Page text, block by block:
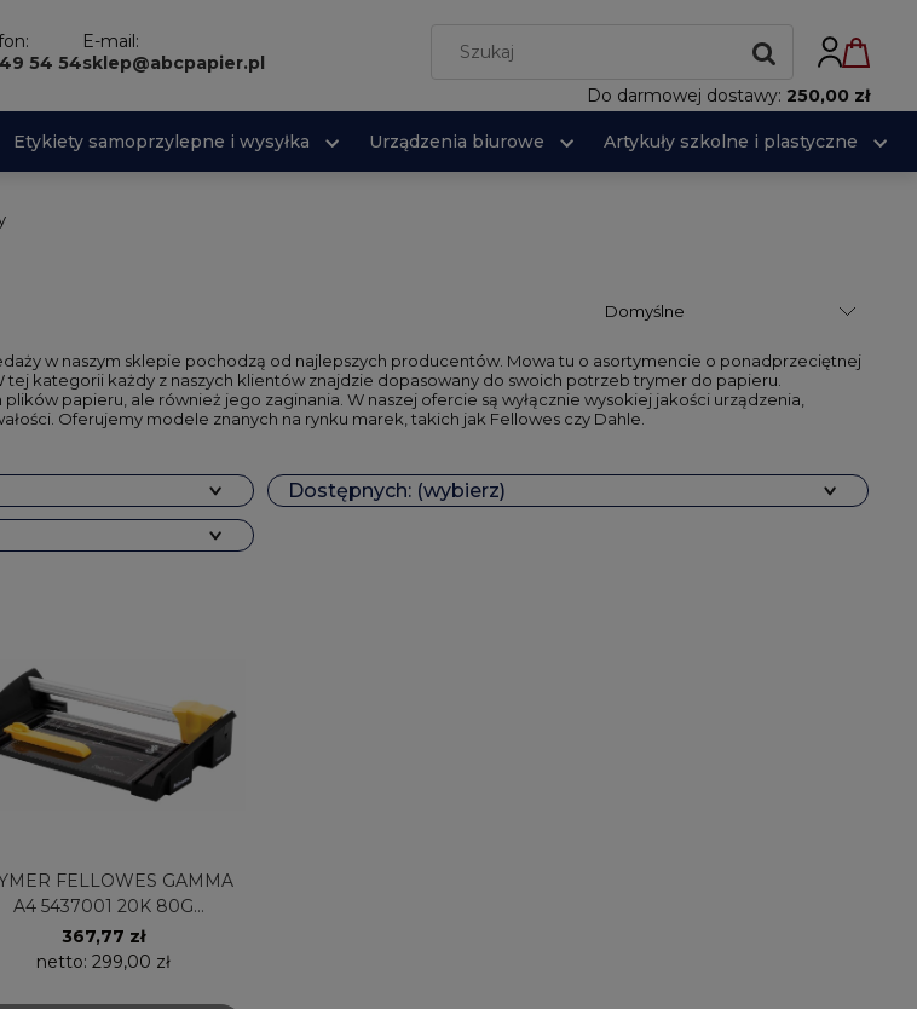
54 54
E-mail:
sklep@abcpapier.pl
Do darmowej dostawy: 250,00 zł
Etykiety samoprzylepne i wysyłka Urządzenia biurowe Artykuły szkolne i plastyczne
w naszym sklepie pochodzą od najlepszych producentów. Mowa tu o asortymencie o ponadprzeciętnej
tej kategorii każdy z naszych klientów znajdzie dopasowany do swoich potrzeb trymer do papieru.
papieru, ale również jego zaginania. W naszej ofercie są wyłącznie wysokiej jakości urządzenia,
Oferujemy modele znanych na rynku marek, takich jak Fellowes czy Dahle.
Dostępnych: (wybierz)
FELLOWES GAMMA
A4 5437001 20K 80G
DL.CI.320MM
367,77 zł
netto: 299,00 zł